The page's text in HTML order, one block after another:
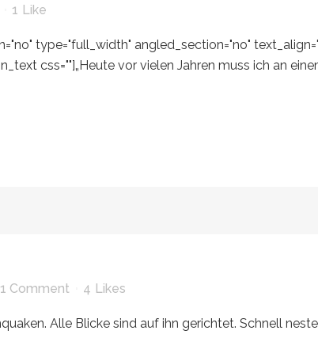
1 Like
type="full_width" angled_section="no"
css=""]„Heute vor vielen Jahren muss ich an
1 Comment 4 Likes
Alle Blicke sind auf ihn gerichtet. Schnell